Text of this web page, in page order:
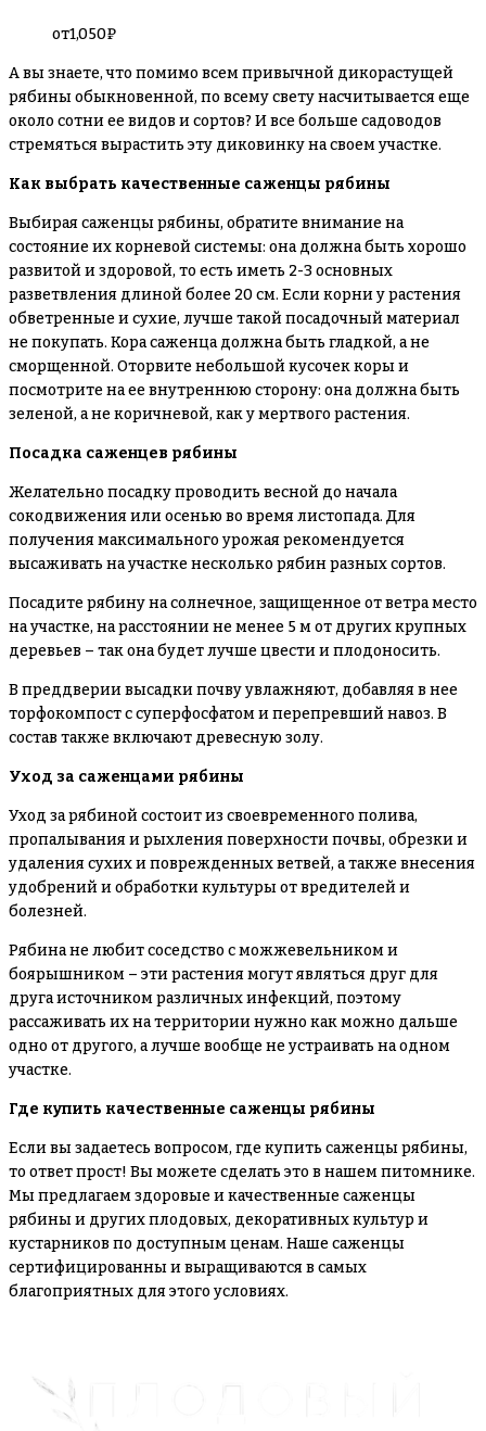
от1,050₽
А вы знаете, что помимо всем привычной дикорастущей
рябины обыкновенной, по всему свету насчитывается еще
около сотни ее видов и сортов? И все больше садоводов
стремяться вырастить эту диковинку на своем участке.
Как выбрать качественные саженцы рябины
Выбирая саженцы рябины, обратите внимание на
состояние их корневой системы: она должна быть хорошо
развитой и здоровой, то есть иметь 2-3 основных
разветвления длиной более 20 см. Если корни у растения
обветренные и сухие, лучше такой посадочный материал
не покупать. Кора саженца должна быть гладкой, а не
сморщенной. Оторвите небольшой кусочек коры и
посмотрите на ее внутреннюю сторону: она должна быть
зеленой, а не коричневой, как у мертвого растения.
Посадка саженцев рябины
Желательно посадку проводить весной до начала
сокодвижения или осенью во время листопада. Для
получения максимального урожая рекомендуется
высаживать на участке несколько рябин разных сортов.
Посадите рябину на солнечное, защищенное от ветра место
на участке, на расстоянии не менее 5 м от других крупных
деревьев – так она будет лучше цвести и плодоносить.
В преддверии высадки почву увлажняют, добавляя в нее
торфокомпост с суперфосфатом и перепревший навоз. В
состав также включают древесную золу.
Уход за саженцами рябины
Уход за рябиной состоит из своевременного полива,
пропалывания и рыхления поверхности почвы, обрезки и
удаления сухих и поврежденных ветвей, а также внесения
удобрений и обработки культуры от вредителей и
болезней.
Рябина не любит соседство с можжевельником и
боярышником – эти растения могут являться друг для
друга источником различных инфекций, поэтому
рассаживать их на территории нужно как можно дальше
одно от другого, а лучше вообще не устраивать на одном
участке.
Где купить качественные саженцы рябины
Если вы задаетесь вопросом, где купить саженцы рябины,
то ответ прост! Вы можете сделать это в нашем питомнике.
Мы предлагаем здоровые и качественные саженцы
рябины и других плодовых, декоративных культур и
кустарников по доступным ценам. Наше саженцы
сертифицированны и выращиваются в самых
благоприятных для этого условиях.